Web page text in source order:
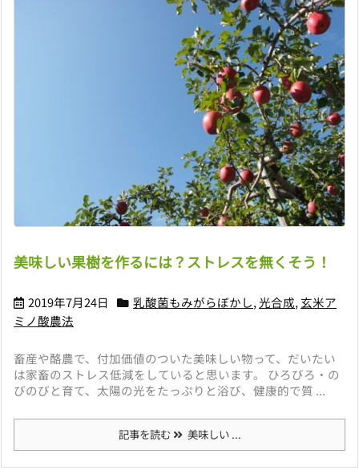
美味しい果樹を作るには？ストレスを無くそう！
2019年7月24日 乳酸菌もみがらぼかし,光合成,玄米ア
ミノ酸農法
畜産や酪農で、付加価値のついた美味しい物って、だいたい
は家畜のストレス低減をしていると思います。 ひろびろ・の
びのびと育て、太陽の光をたっぷりと浴び、健康的で質 ...
記事を読む 美味しい ...